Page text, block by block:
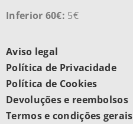
Inferior 60€: 5€
Aviso legal
Política de Privacidade
Política de Cookies
Devoluções e reembolsos
Termos e condições gerais